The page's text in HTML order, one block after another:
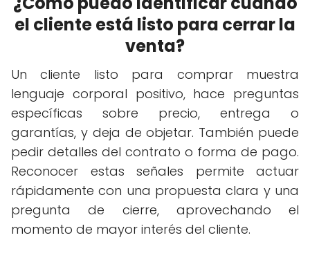
el cliente está listo para cerrar la
venta?
Un cliente listo para comprar muestra
lenguaje corporal positivo, hace preguntas
específicas sobre precio, entrega o
garantías, y deja de objetar. También puede
pedir detalles del contrato o forma de pago.
Reconocer estas señales permite actuar
rápidamente con una propuesta clara y una
pregunta de cierre, aprovechando el
momento de mayor interés del cliente.